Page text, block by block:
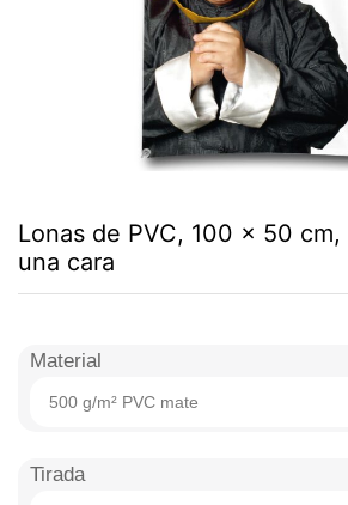
Lonas de PVC, 100 x 50 cm,
una cara
Material
500 g/m² PVC mate
Tirada